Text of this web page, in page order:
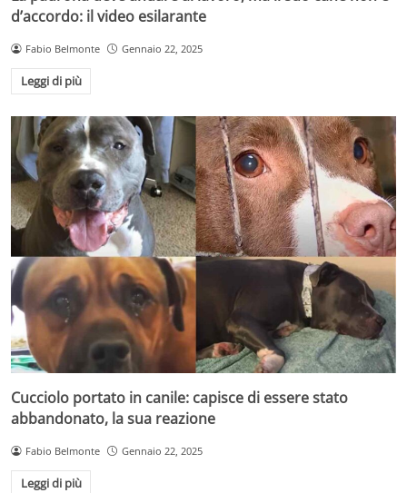
d’accordo: il video esilarante
Fabio Belmonte Gennaio 22, 2025
Leggi di più
Cucciolo portato in canile: capisce di essere stato
abbandonato, la sua reazione
Fabio Belmonte Gennaio 22, 2025
Leggi di più